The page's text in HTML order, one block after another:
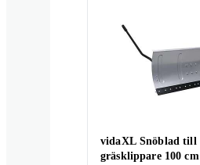
vidaXL Snöblad till
gräsklippare 100 cm